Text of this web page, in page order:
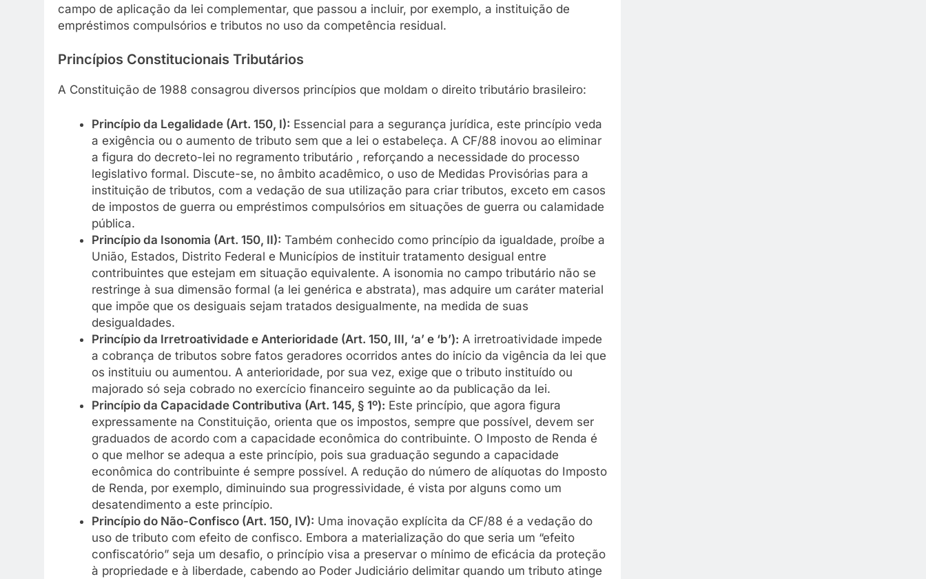
campo de aplicação da lei complementar, que passou a incluir, por exemplo, a instituição de
empréstimos compulsórios e tributos no uso da competência residual.
Princípios Constitucionais Tributários
A Constituição de 1988 consagrou diversos princípios que moldam o direito tributário brasileiro:
Princípio da Legalidade (Art. 150, I): Essencial para a segurança jurídica, este princípio veda
a exigência ou o aumento de tributo sem que a lei o estabeleça. A CF/88 inovou ao eliminar
a figura do decreto-lei no regramento tributário , reforçando a necessidade do processo
legislativo formal. Discute-se, no âmbito acadêmico, o uso de Medidas Provisórias para a
instituição de tributos, com a vedação de sua utilização para criar tributos, exceto em casos
de impostos de guerra ou empréstimos compulsórios em situações de guerra ou calamidade
pública.
Princípio da Isonomia (Art. 150, II): Também conhecido como princípio da igualdade, proíbe a
União, Estados, Distrito Federal e Municípios de instituir tratamento desigual entre
contribuintes que estejam em situação equivalente. A isonomia no campo tributário não se
restringe à sua dimensão formal (a lei genérica e abstrata), mas adquire um caráter material
que impõe que os desiguais sejam tratados desigualmente, na medida de suas
desigualdades.
Princípio da Irretroatividade e Anterioridade (Art. 150, III, ‘a’ e ‘b’): A irretroatividade impede
a cobrança de tributos sobre fatos geradores ocorridos antes do início da vigência da lei que
os instituiu ou aumentou. A anterioridade, por sua vez, exige que o tributo instituído ou
majorado só seja cobrado no exercício financeiro seguinte ao da publicação da lei.
Princípio da Capacidade Contributiva (Art. 145, § 1º): Este princípio, que agora figura
expressamente na Constituição, orienta que os impostos, sempre que possível, devem ser
graduados de acordo com a capacidade econômica do contribuinte. O Imposto de Renda é
o que melhor se adequa a este princípio, pois sua graduação segundo a capacidade
econômica do contribuinte é sempre possível. A redução do número de alíquotas do Imposto
de Renda, por exemplo, diminuindo sua progressividade, é vista por alguns como um
desatendimento a este princípio.
Princípio do Não-Confisco (Art. 150, IV): Uma inovação explícita da CF/88 é a vedação do
uso de tributo com efeito de confisco. Embora a materialização do que seria um “efeito
confiscatório” seja um desafio, o princípio visa a preservar o mínimo de eficácia da proteção
à propriedade e à liberdade, cabendo ao Poder Judiciário delimitar quando um tributo atinge